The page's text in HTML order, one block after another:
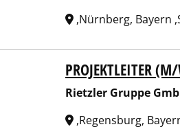
,Nürnberg, Bayern
Gruppe GmbHPROJEKTLEITER
Rietzler Gruppe
,Regensburg,